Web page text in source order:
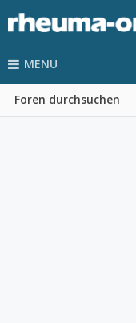
MENU
Foren durchsuchen